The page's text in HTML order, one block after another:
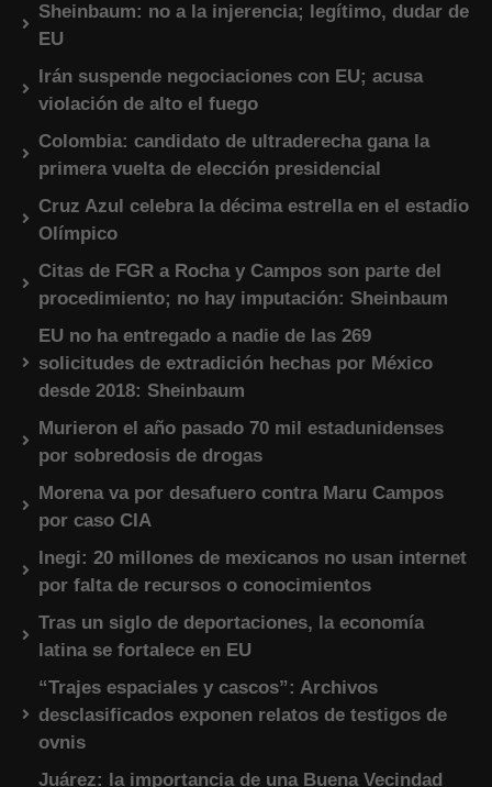
Sheinbaum: no a la injerencia; legítimo, dudar de
EU
Irán suspende negociaciones con EU; acusa
violación de alto el fuego
Colombia: candidato de ultraderecha gana la
primera vuelta de elección presidencial
Cruz Azul celebra la décima estrella en el estadio
Olímpico
Citas de FGR a Rocha y Campos son parte del
procedimiento; no hay imputación: Sheinbaum
EU no ha entregado a nadie de las 269
solicitudes de extradición hechas por México
desde 2018: Sheinbaum
Murieron el año pasado 70 mil estadunidenses
por sobredosis de drogas
Morena va por desafuero contra Maru Campos
por caso CIA
Inegi: 20 millones de mexicanos no usan internet
por falta de recursos o conocimientos
Tras un siglo de deportaciones, la economía
latina se fortalece en EU
“Trajes espaciales y cascos”: Archivos
desclasificados exponen relatos de testigos de
ovnis
Juárez: la importancia de una Buena Vecindad